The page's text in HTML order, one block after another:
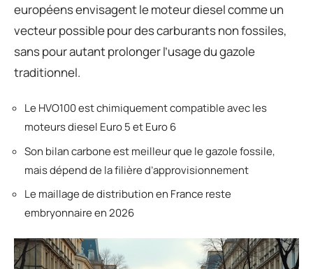
européens envisagent le moteur diesel comme un
vecteur possible pour des carburants non fossiles,
sans pour autant prolonger l’usage du gazole
traditionnel.
Le HVO100 est chimiquement compatible avec les
moteurs diesel Euro 5 et Euro 6
Son bilan carbone est meilleur que le gazole fossile,
mais dépend de la filière d’approvisionnement
Le maillage de distribution en France reste
embryonnaire en 2026